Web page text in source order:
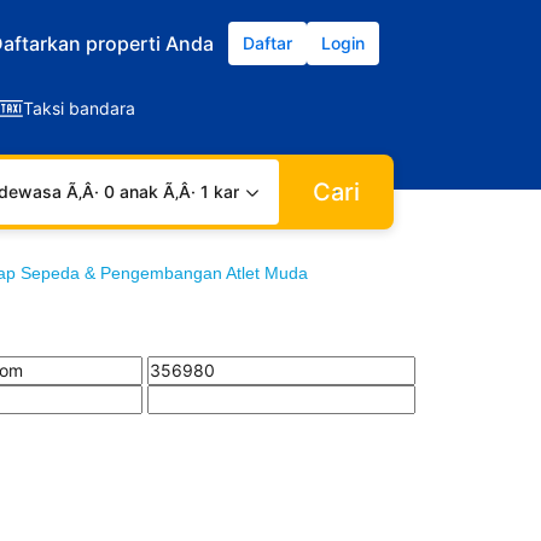
properti Anda Daftar Login
Taksi bandara
Ã‚Â· 0 anak Ã‚Â· 1 kamar Cari
Sepeda & Pengembangan Atlet Muda